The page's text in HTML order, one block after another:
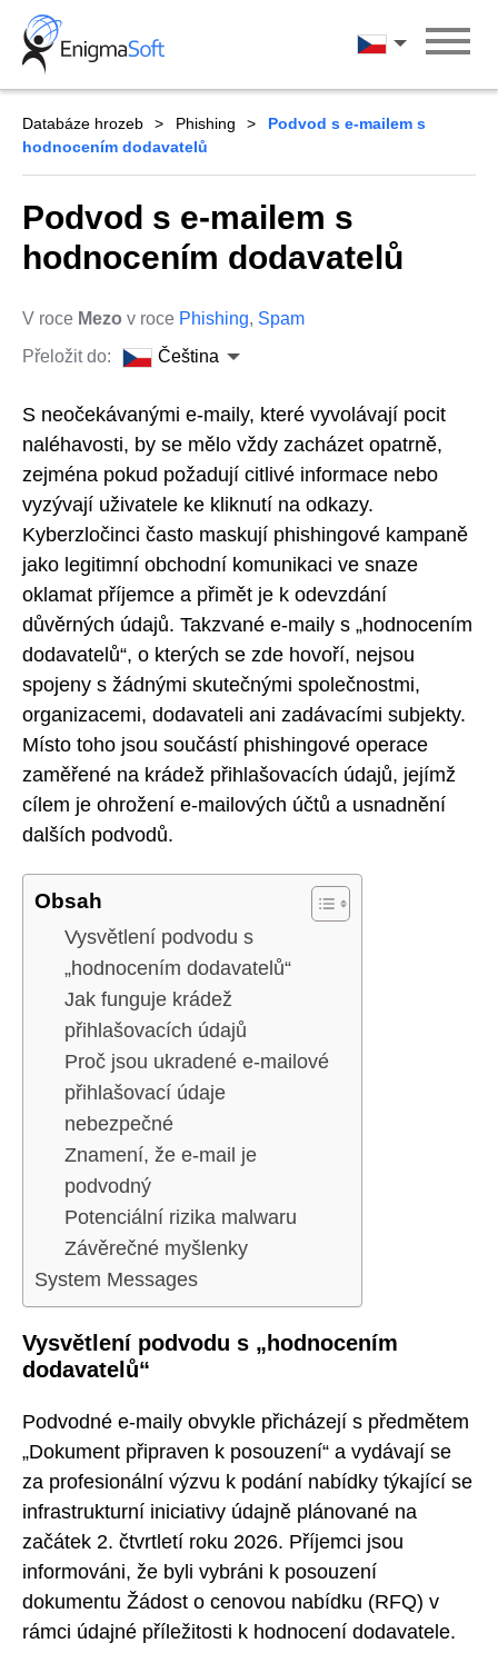
Skip
content
Čeština
Databáze hrozeb Phishing
Podvod s e-mailem s
hodnocením dodavatelů
Podvod s e-mailem s
hodnocením dodavatelů
V roce Mezo v roce Phishing, Spam
Přeložit do:
Čeština
S neočekávanými e-maily, které vyvolávají pocit
naléhavosti, by se mělo vždy zacházet opatrně,
zejména pokud požadují citlivé informace nebo
vyzývají uživatele ke kliknutí na odkazy.
Kyberzločinci často maskují phishingové kampaně
jako legitimní obchodní komunikaci ve snaze
oklamat příjemce a přimět je k odevzdání
důvěrných údajů. Takzvané e-maily s „hodnocením
dodavatelů“, o kterých se zde hovoří, nejsou
spojeny s žádnými skutečnými společnostmi,
organizacemi, dodavateli ani zadávacími subjekty.
Místo toho jsou součástí phishingové operace
zaměřené na krádež přihlašovacích údajů, jejímž
cílem je ohrožení e-mailových účtů a usnadnění
dalších podvodů.
Obsah
Vysvětlení podvodu s
„hodnocením dodavatelů“
Jak funguje krádež
přihlašovacích údajů
Proč jsou ukradené e-mailové
přihlašovací údaje
nebezpečné
Znamení, že e-mail je
podvodný
Potenciální rizika malwaru
Závěrečné myšlenky
System Messages
Vysvětlení podvodu s „hodnocením
dodavatelů“
Podvodné e-maily obvykle přicházejí s předmětem
„Dokument připraven k posouzení“ a vydávají se
za profesionální výzvu k podání nabídky týkající se
infrastrukturní iniciativy údajně plánované na
začátek 2. čtvrtletí roku 2026. Příjemci jsou
informováni, že byli vybráni k posouzení
dokumentu Žádost o cenovou nabídku (RFQ) v
rámci údajné příležitosti k hodnocení dodavatele.